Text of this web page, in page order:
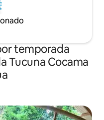
temporada
Tucuna Cocama